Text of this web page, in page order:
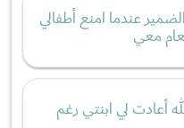
عندما امنع أطفالي
معي
أعادت لي ابنتي رغم